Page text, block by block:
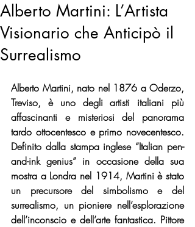
Alberto Martini: L’Artista
Visionario che Anticipò il
Surrealismo
Alberto Martini, nato nel 1876 a Oderzo,
Treviso, è uno degli artisti italiani più
affascinanti e misteriosi del panorama
tardo ottocentesco e primo novecentesco.
Definito dalla stampa inglese “Italian pen-
and-ink genius” in occasione della sua
mostra a Londra nel 1914, Martini è stato
un precursore del simbolismo e del
surrealismo, un pioniere nell’esplorazione
dell’inconscio e dell’arte fantastica. Pittore